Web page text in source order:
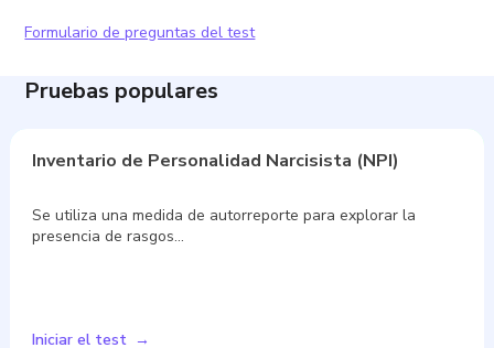
Formulario de preguntas del test
Pruebas populares
Inventario de Personalidad Narcisista (NPI)
Se utiliza una medida de autorreporte para explorar la
presencia de rasgos…
Iniciar el test